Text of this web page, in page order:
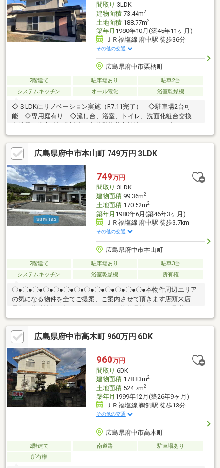
間取り 3LDK
建物面積73.44m2
土地面積188.77m2
築年月 1980年10月(築45年11ヶ月)
ＪＲ福塩線 府中駅 徒歩36分
その他の交通
広島県府中市栗柄町
2階建て 駐車場あり
駐車2台
システムキッチン
オール電化 浴室乾燥機
◇３LDKにリノベーション実施（R7.11完了） ◇駐車場2台可
能 ◇専用庭有り ◇流し台、浴室、トイレ、洗面化粧台交換、
◇積水ハウス建築の一戸建 ◇内外装リフォーム、オール電化、
システムキッチン、駐車２台可、東南向き、土地50坪以上、浴室
乾燥機、陽当り良好、整形地、庭１０坪以上、シャワー付洗面化
粧台、ワイドバルコニー、バリアフリー、２階建、南面バルコニ
ー、フローリング張替、温水洗浄便座、南庭、浴室に窓、ＴＶモ
ニタ付インターホン、全居室フローリング、ＩＨクッキングヒー
ター、食器洗乾燥機
広島県府中市本山町 749万円 3LDK
749万円
間取り 3LDK
建物面積99.36m2
土地面積170.52m2
築年月 1980年6月(築46年3ヶ月)
ＪＲ福塩線 府中駅 徒歩3.7km
その他の交通
広島県府中市本山町
2階建て 駐車場あり
駐車3台
システムキッチン
浴室乾燥機 所有権
〇●〇●〇●〇●〇●〇●〇●〇●〇●〇●〇●〇●〇●本物件周辺エリア
の気になる物件を全てご提案、ご案内させて頂きます店頭来店で
最新の物件情報を知りたい！まとめて物件見学ができる見学ツア
ーは【その場確定！ 見学予約する（無料）からご予約下さい】
〇●〇●〇●〇●〇●〇●〇●〇●〇●〇●〇●〇●〇●◇安心の耐震補強
と一新された住空間 ・1000万円以下で手に入る内外装フルリフ
ォーム済み再生住宅 ・水回り全てを新品交換し壁や床を刷新、
外壁・屋根塗装も完了 ・建物は約30坪の3LDKでWICや浴室乾燥
機を完備 ・車の出し入れもスムーズな並列駐車3台分確保 ・耐
震補強工事済みで安心
広島県府中市高木町 960万円 6DK
960万円
間取り 6DK
建物面積178.83m2
土地面積524.7m2
築年月 1999年12月(築26年9ヶ月)
ＪＲ福塩線 鵜飼駅 徒歩13分
その他の交通
広島県府中市高木町
2階建て 南道路
駐車場あり
所有権